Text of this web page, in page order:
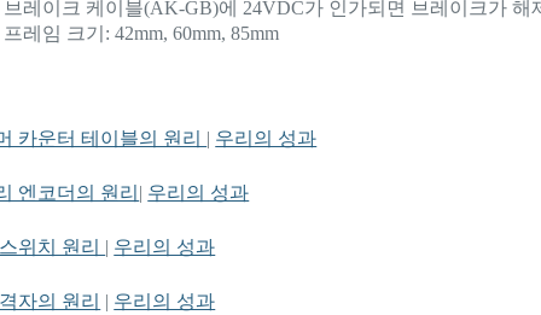
브레이크 케이블(AK-GB)에 24VDC가 인가되면 브레이크가 해
프레임 크기: 42mm, 60mm, 85mm
카운터 테이블의 원리 | 우리의 성과
엔코더의 원리 | 우리의 성과
위치 원리 | 우리의 성과
자의 원리 | 우리의 성과